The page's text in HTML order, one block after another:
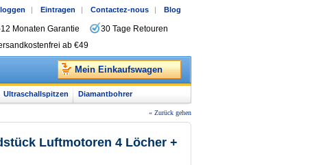
| Eintragen | Contactez-nous | Blog
Monaten Garantie
30 Tage Retouren
ab €49
Mein Einkaufswagen
Ultraschallspitzen Diamantbohrer
« Zurück gehen
Luftmotoren 4 Löcher +